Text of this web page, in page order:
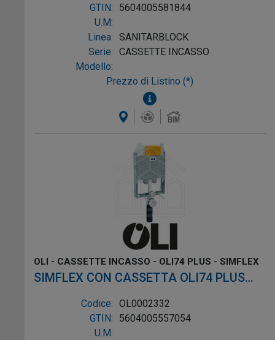
GTIN:
5604005581844
U.M:
Linea: SANITARBLOCK
Serie: CASSETTE INCASSO
Modello:
Prezzo di Listino (*)
OLI - CASSETTE INCASSO - OLI74 PLUS - SIMFLEX
SIMFLEX CON CASSETTA OLI74 PLUS
H.1150 SPESSORE 80 ø90/90mm
PNEUMATICA
Codice: OL0002332
GTIN:
5604005557054
U.M: